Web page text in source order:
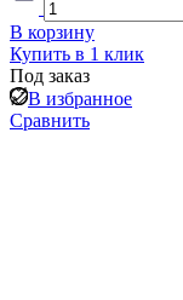
В корзину
Купить в 1 клик
Под заказ
В избранное
Сравнить